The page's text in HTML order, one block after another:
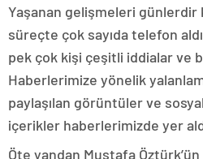
Yaşanan gelişmeleri günlerdir
süreçte çok sayıda telefon
pek çok kişi çeşitli iddialar ve
Haberlerimize yönelik
paylaşılan görüntüler ve
içerikler haberlerimizde yer
Öte yandan Mustafa